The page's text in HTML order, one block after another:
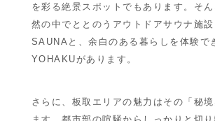
を彩る絶景スポットでもあります。そ
然の中でととのうアウトドアサウナ施設
SAUNA と、余白のある暮らしを体験で
YOHAKU があります。
さらに、板取エリアの魅力はその「秘境